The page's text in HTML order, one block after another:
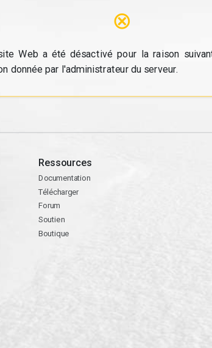
⊗
Web a été désactivé pour la raison
donnée par l'administrateur du serveur.
Ressources
Documentation
Télécharger
Forum
Soutien
Boutique